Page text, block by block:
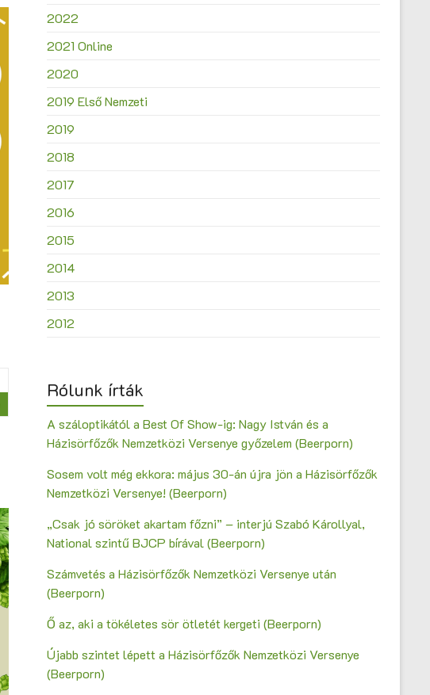
2022
2021 Online
2020
2019 Első Nemzeti
2019
2018
2017
2016
2015
2014
2013
2012
Rólunk írták
A száloptikától a Best Of Show-ig: Nagy István és a
Házisörfőzők Nemzetközi Versenye győzelem (Beerporn)
Sosem volt még ekkora: május 30-án újra jön a Házisörfőzők
Nemzetközi Versenye! (Beerporn)
„Csak jó söröket akartam főzni” – interjú Szabó Károllyal,
National szintű BJCP bírával (Beerporn)
Számvetés a Házisörfőzők Nemzetközi Versenye után
(Beerporn)
Ő az, aki a tökéletes sör ötletét kergeti (Beerporn)
Újabb szintet lépett a Házisörfőzők Nemzetközi Versenye
(Beerporn)